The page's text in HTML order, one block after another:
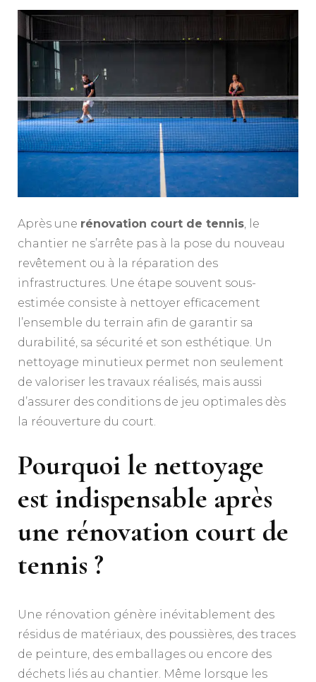
nettoyer
un
rénovation
court
de
tennis
?
Après une rénovation court de tennis, le
chantier ne s’arrête pas à la pose du nouveau
revêtement ou à la réparation des
infrastructures. Une étape souvent sous-
estimée consiste à nettoyer efficacement
l’ensemble du terrain afin de garantir sa
durabilité, sa sécurité et son esthétique. Un
nettoyage minutieux permet non seulement
de valoriser les travaux réalisés, mais aussi
d’assurer des conditions de jeu optimales dès
la réouverture du court.
Pourquoi le nettoyage
est indispensable après
une rénovation court de
tennis ?
Une rénovation génère inévitablement des
résidus de matériaux, des poussières, des traces
de peinture, des emballages ou encore des
déchets liés au chantier. Même lorsque les